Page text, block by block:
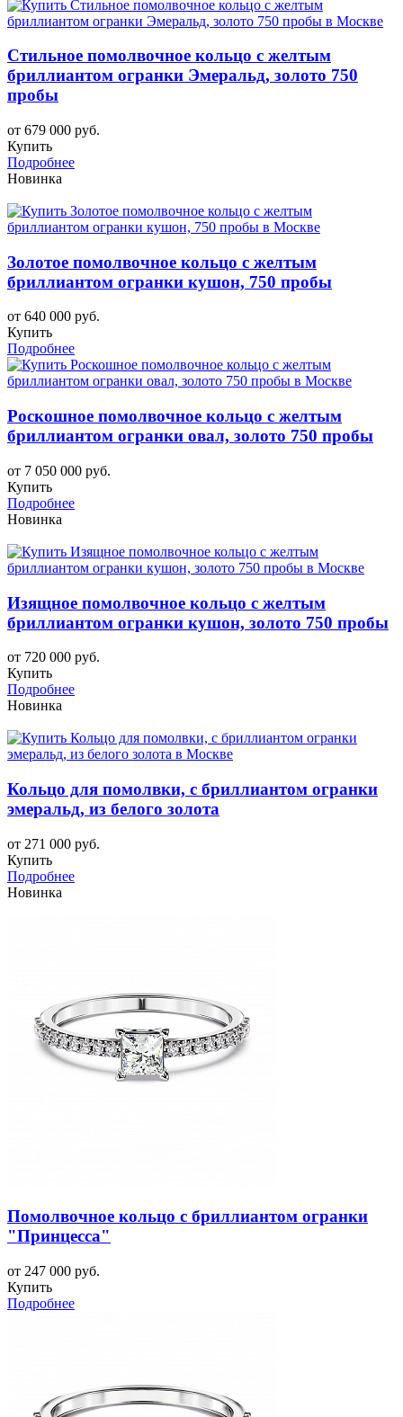
Стильное помолвочное кольцо с желтым
бриллиантом огранки Эмеральд, золото 750
пробы
от 679 000 руб.
Купить
Подробнее
Новинка
Золотое помолвочное кольцо с желтым
бриллиантом огранки кушон, 750 пробы
от 640 000 руб.
Купить
Подробнее
Роскошное помолвочное кольцо с желтым
бриллиантом огранки овал, золото 750 пробы
от 7 050 000 руб.
Купить
Подробнее
Новинка
Изящное помолвочное кольцо с желтым
бриллиантом огранки кушон, золото 750 пробы
от 720 000 руб.
Купить
Подробнее
Новинка
Кольцо для помолвки, с бриллиантом огранки
эмеральд, из белого золота
от 271 000 руб.
Купить
Подробнее
Новинка
Помолвочное кольцо с бриллиантом огранки
"Принцесса"
от 247 000 руб.
Купить
Подробнее